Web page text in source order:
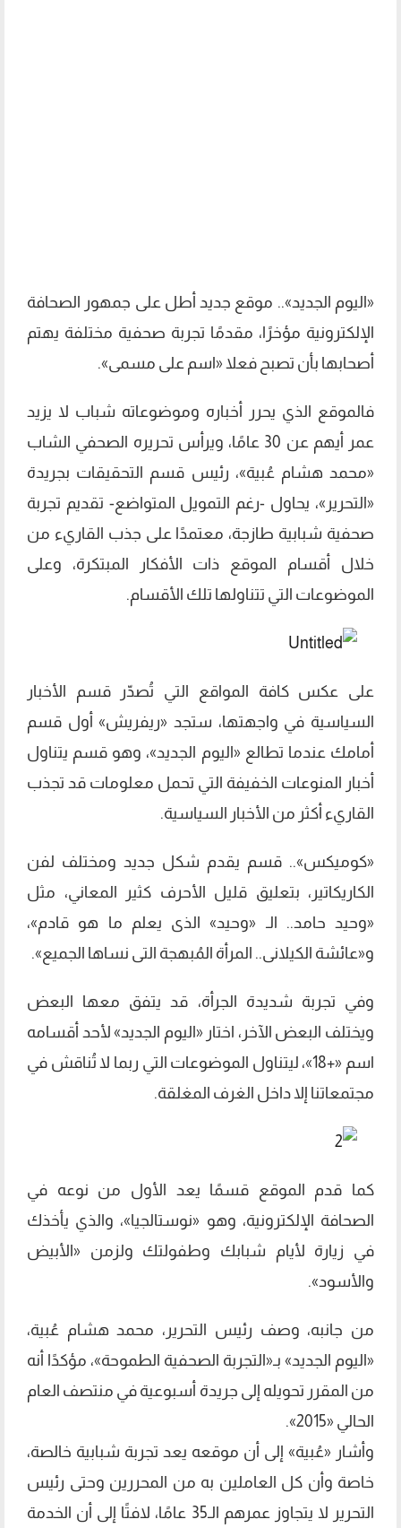
«اليوم الجديد».. موقع جديد أطل على جمهور الصحافة
الإلكترونية مؤخرًا، مقدمًا تجربة صحفية مختلفة يهتم
أصحابها بأن تصبح فعلا «اسم على مسمى».
فالموقع الذي يحرر أخباره وموضوعاته شباب لا يزيد
عمر أيهم عن 30 عامًا، ويرأس تحريره الصحفي الشاب
«محمد هشام عُبية»، رئيس قسم التحقيقات بجريدة
«التحرير»، يحاول -رغم التمويل المتواضع- تقديم تجربة
صحفية شبابية طازجة، معتمدًا على جذب القاريء من
خلال أقسام الموقع ذات الأفكار المبتكرة، وعلى
الموضوعات التي تتناولها تلك الأقسام.
على عكس كافة المواقع التي تُصدّر قسم الأخبار
السياسية في واجهتها، ستجد «ريفريش» أول قسم
أمامك عندما تطالع «اليوم الجديد»، وهو قسم يتناول
أخبار المنوعات الخفيفة التي تحمل معلومات قد تجذب
القاريء أكثر من الأخبار السياسية.
«كوميكس».. قسم يقدم شكل جديد ومختلف لفن
الكاريكاتير، بتعليق قليل الأحرف كثير المعاني، مثل
«وحيد حامد.. الـ «وحيد» الذى يعلم ما هو قادم»،
و«عائشة الكيلانى.. المرأة المُبهجة التى نساها الجميع».
وفي تجربة شديدة الجرأة، قد يتفق معها البعض
ويختلف البعض الآخر، اختار «اليوم الجديد» لأحد أقسامه
اسم «+18»، ليتناول الموضوعات التي ربما لا تُناقش في
مجتمعاتنا إلا داخل الغرف المغلقة.
كما قدم الموقع قسمًا يعد الأول من نوعه في
الصحافة الإلكترونية، وهو «نوستالجيا»، والذي يأخذك
في زيارة لأيام شبابك وطفولتك ولزمن «الأبيض
والأسود».
من جانبه، وصف رئيس التحرير، محمد هشام عُبية،
«اليوم الجديد» بـ«التجربة الصحفية الطموحة»، مؤكدًا أنه
من المقرر تحويله إلى جريدة أسبوعية في منتصف العام
الحالي «2015».
وأشار «عُبية» إلى أن موقعه يعد تجربة شبابية خالصة،
خاصة وأن كل العاملين به من المحررين وحتى رئيس
التحرير لا يتجاوز عمرهم الـ35 عامًا، لافتًا إلى أن الخدمة